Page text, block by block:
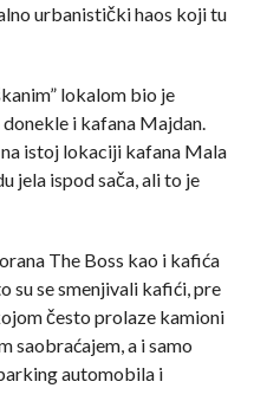
urbanistički haos koji tu
lokalom bio je
i kafana Majdan.
istoj lokaciji kafana Mala
jela ispod sača, ali to je
The Boss kao i kafića
su se smenjivali kafići, pre
često prolaze kamioni
saobraćajem, a i samo
automobila i